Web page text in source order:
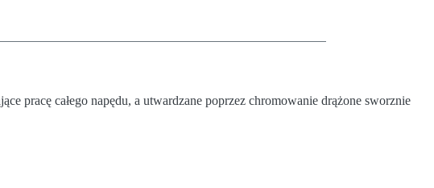
pracę całego napędu, a utwardzane poprzez chromowanie drążone sworznie